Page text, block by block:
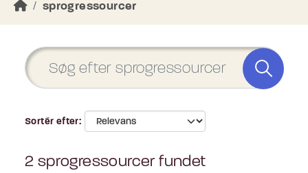
sprogressourcer
Sortér efter
2 sprogressourcer fundet